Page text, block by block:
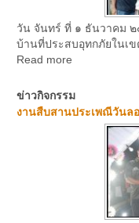
วัน จันทร์ ที่ ๑ ธันวาคม
บ้านที่ประสบอุทกภัยในเข
Read more
ข่าวกิจกรรม
งานสืบสานประเพณีวันล